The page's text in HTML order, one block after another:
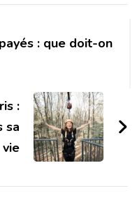
: que doit-on
:
sa
vie